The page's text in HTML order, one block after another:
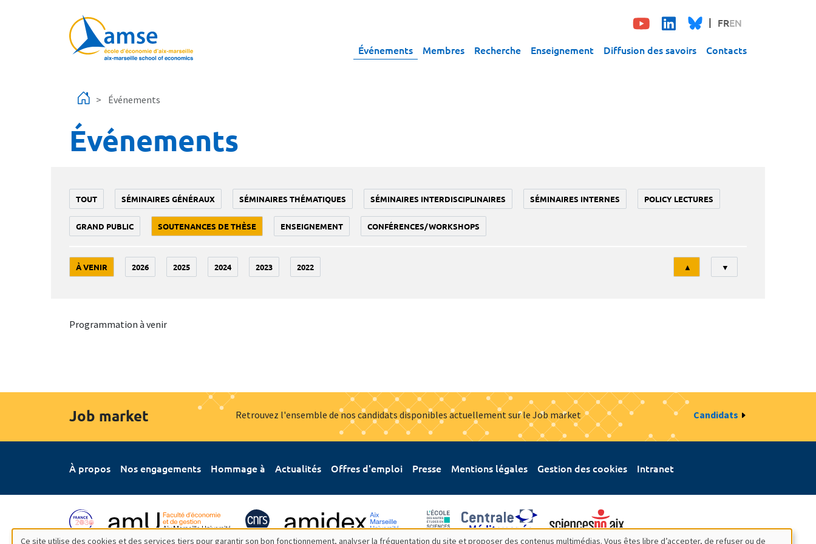
FREN
Événements Membres Recherche Enseignement Diffusion des savoirs Contacts
Événements
Événements
TOUT SÉMINAIRES GÉNÉRAUX SÉMINAIRES THÉMATIQUES SÉMINAIRES INTERDISCIPLINAIRES SÉMINAIRES INTERNES POLICY LECTURES
GRAND PUBLIC SOUTENANCES DE THÈSE ENSEIGNEMENT CONFÉRENCES/WORKSHOPS
À VENIR 2026 2025 2024 2023 2022
Tri
▲ ▼
Programmation à venir
Job market Retrouvez l'ensemble de nos candidats disponibles actuellement sur le Job market Candidats
À propos Nos engagements Hommage à Actualités Offres d'emploi Presse Mentions légales Gestion des cookies Intranet
Ce site utilise des cookies et des services tiers pour garantir son bon fonctionnement, analyser la fréquentation du site et proposer des contenus multimédias. Vous êtes libre d’accepter, de refuser ou de